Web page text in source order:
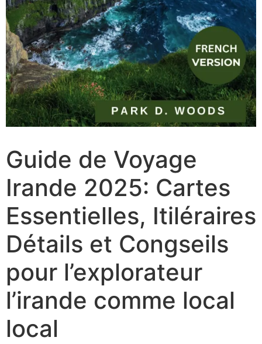
Guide de Voyage
Irande 2025: Cartes
Essentielles, Itiléraires
Détails et Congseils
pour l’explorateur
l’irande comme local
local